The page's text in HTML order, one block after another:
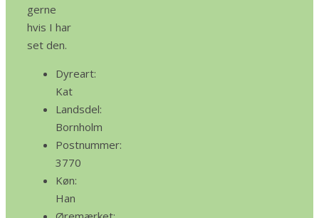
gerne
hvis I har
set den.
Dyreart:
Kat
Landsdel:
Bornholm
Postnummer:
3770
Køn:
Han